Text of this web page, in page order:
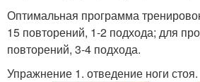
Оптимальная программа
15 повторений, 1-2 подхода; для
повторений, 3-4 подхода.
Упражнение 1. отведение ноги стоя.